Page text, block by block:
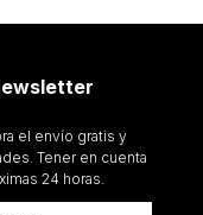
el envío gratis y
Tener en cuenta
24 horas.